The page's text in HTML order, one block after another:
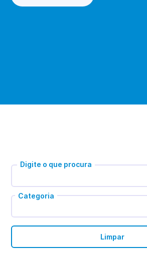
Digite o que procura
Categoria
Limpar